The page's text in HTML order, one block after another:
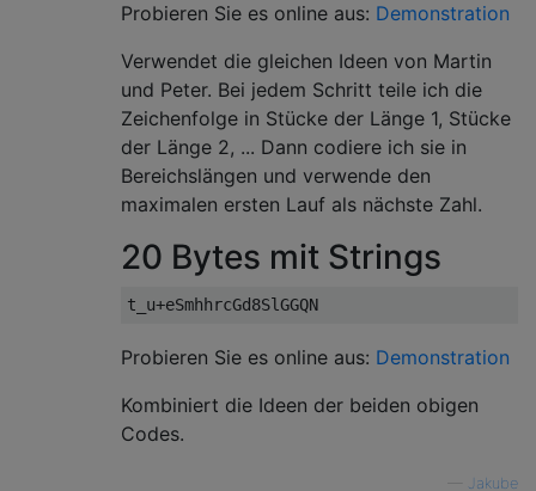
Probieren Sie es online aus: Demonstration
Verwendet die gleichen Ideen von Martin
und Peter. Bei jedem Schritt teile ich die
Zeichenfolge in Stücke der Länge 1, Stücke
der Länge 2, ... Dann codiere ich sie in
Bereichslängen und verwende den
maximalen ersten Lauf als nächste Zahl.
20 Bytes mit Strings
Probieren Sie es online aus: Demonstration
Kombiniert die Ideen der beiden obigen
Codes.
Jakube